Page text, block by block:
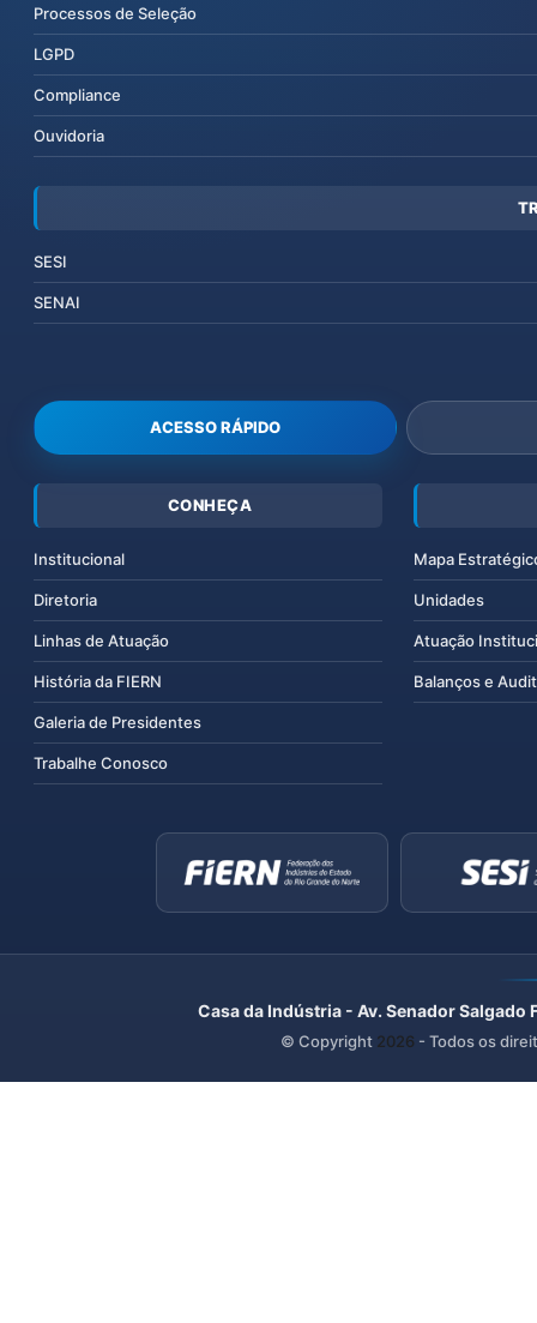
Processos de Seleção
LGPD
Compliance
Ouvidoria
SESI
SENAI
ACESSO RÁPIDO
CONHEÇA
Institucional
Diretoria
Linhas de Atuação
História da FIERN
Galeria de Presidentes
Trabalhe Conosco
Mapa
Unidades
Atuação
Balanços e
Casa da Indústria - Av. Senador
© Copyright 2026 - Todos os